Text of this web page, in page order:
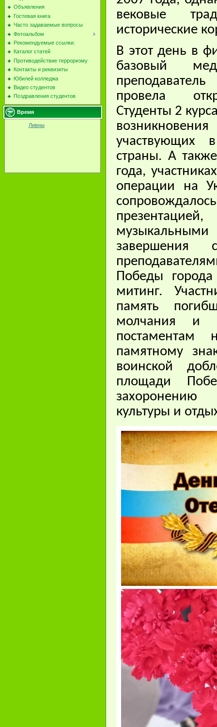
Объявления
Гостевая книга
Часто задаваемые вопросы
Фотоальбом
Рекомендуемые ссылки.
Каталог статей
Противодействие терроризму
Контакты и реквизиты
Юбилей колледжа
Видео студентов
Поздравления студентов
Время
Ливны
вековые
исторические
В этот день в
базовый
провела
Студенты 2
участвующих
страны. А
года,
операции на
музыкальными
завершения
Победы
митинг.
память
молчания и
памятному
воинской
площади
культуры и